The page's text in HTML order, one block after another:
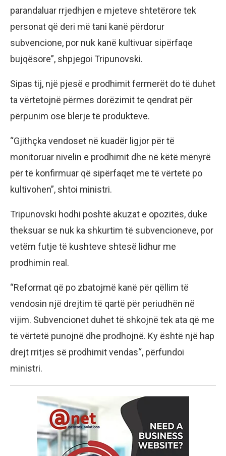
parandaluar rrjedhjen e mjeteve shtetërore tek
personat që deri më tani kanë përdorur
subvencione, por nuk kanë kultivuar sipërfaqe
bujqësore”, shpjegoi Tripunovski.
Sipas tij, një pjesë e prodhimit fermerët do të duhet
ta vërtetojnë përmes dorëzimit te qendrat për
përpunim ose blerje të produkteve.
“Gjithçka vendoset në kuadër ligjor për të
monitoruar nivelin e prodhimit dhe në këtë mënyrë
për të konfirmuar që sipërfaqet me të vërtetë po
kultivohen”, shtoi ministri.
Tripunovski hodhi poshtë akuzat e opozitës, duke
theksuar se nuk ka shkurtim të subvencioneve, por
vetëm futje të kushteve shtesë lidhur me
prodhimin real.
“Reformat që po zbatojmë kanë për qëllim të
vendosin një drejtim të qartë për periudhën në
vijim. Subvencionet duhet të shkojnë tek ata që me
të vërtetë punojnë dhe prodhojnë. Ky është një hap
drejt rritjes së prodhimit vendas“, përfundoi
ministri.